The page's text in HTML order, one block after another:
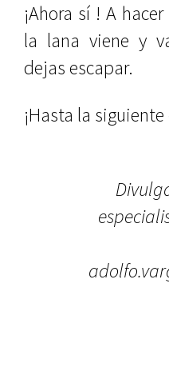
¡Ahora sí ! A
la lana viene y
dejas escapar.
¡Hasta la